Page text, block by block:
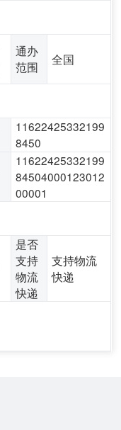
通办
范围
全国
11622425332199
8450
11622425332199
84504000123012
00001
是否
支持
物流
快递
支持物流
快递